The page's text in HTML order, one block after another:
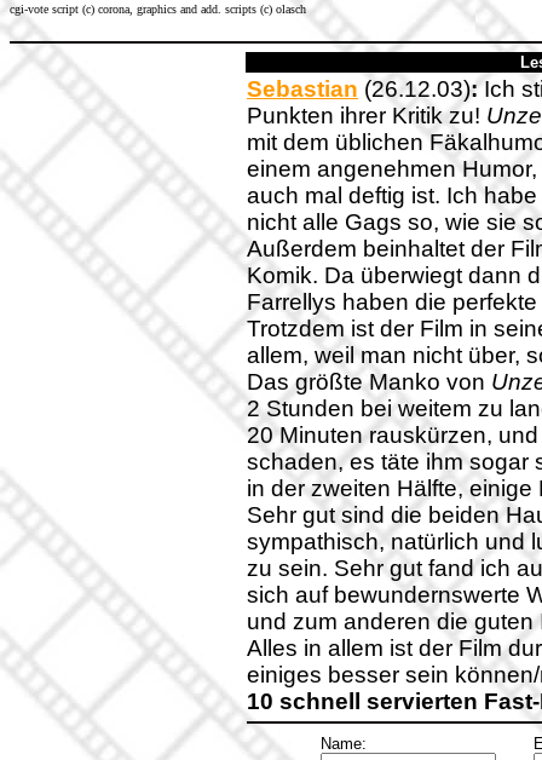
cgi-vote script (c) corona, graphics and add. scripts (c) olasch
Sebastian (26.12.03):Ich
Punkten ihrer Kritik zu!
mit dem üblichen
einem angenehmen
auch mal deftig ist. Ich
nicht alle Gags so, wie sie
Außerdem beinhaltet der
Komik. Da überwiegt dann
Farrellys haben die
Trotzdem ist der Film in
allem, weil man nicht über,
Das größte Manko von
2 Stunden bei weitem zu
20 Minuten rauskürzen,
schaden, es täte ihm sogar
in der zweiten Hälfte, einige
Sehr gut sind die beiden
sympathisch, natürlich und
zu sein. Sehr gut fand ich
sich auf bewundernswerte
und zum anderen die guten
Alles in allem ist der Film
einiges besser sein
10 schnell servierten
Name: